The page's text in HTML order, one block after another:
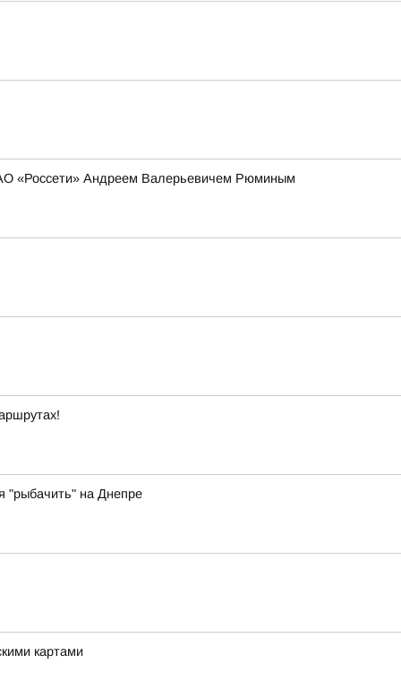
«Россети» Андреем Валерьевичем Рюминым
"рыбачить" на Днепре
картами